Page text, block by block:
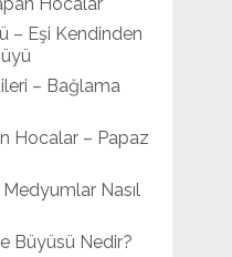
Hocalar
– Eşi Kendinden
– Bağlama
Hocalar – Papaz
Medyumlar Nasıl
Büyüsü Nedir?